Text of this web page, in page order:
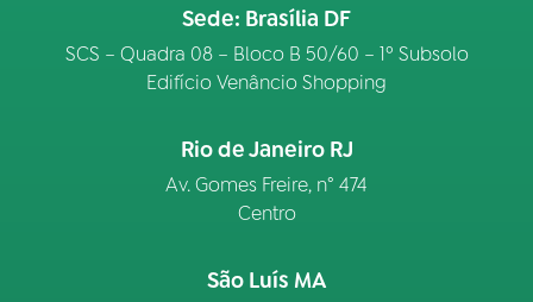
Sede: Brasília DF
SCS – Quadra 08 – Bloco B 50/60 – 1º Subsolo
Edifício Venâncio Shopping
Rio de Janeiro RJ
Av. Gomes Freire, n° 474
Centro
São Luís MA